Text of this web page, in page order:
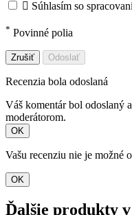
 Súhlasím so
* Povinné polia
Zrušiť Odoslať
Recenzia bola odoslaná
Váš komentár bol odoslaný
moderátorom.
OK
Vašu recenziu nie je možné
OK
Ďalšie produkty